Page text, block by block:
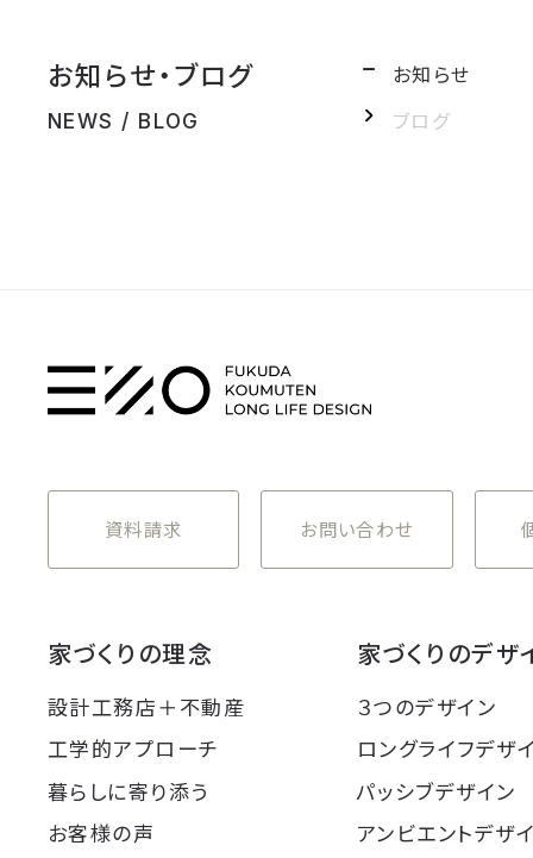
お知らせ・ブログ
NEWS / BLOG
お知らせ
ブログ
資料請求 お問い合わせ
家づくりの理念
設計工務店＋不動産
工学的アプローチ
暮らしに寄り添う
お客様の声
家づくりのデザ
３つのデザイン
ロングライフデザ
パッシブデザイン
アンビエントデザ